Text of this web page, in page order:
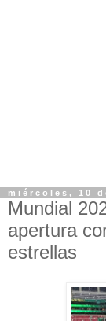
miércoles, 10
Mundial
apertura
estrellas